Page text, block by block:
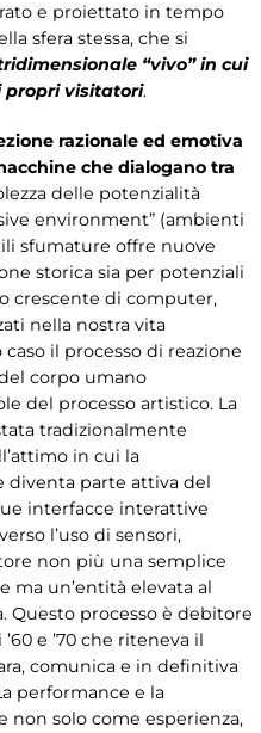
e proiettato in tempo
sfera stessa, che si
“vivo” in cui
propri visitatori.
razionale ed emotiva
che dialogano tra
delle potenzialità
environment” (ambienti
sfumature offre nuove
storica sia per potenziali
crescente di computer,
nella nostra vita
il processo di reazione
corpo umano
del processo artistico. La
tradizionalmente
in cui la
diventa parte attiva del
interfacce interattive
l’uso di sensori,
non più una semplice
ma un’entità elevata al
Questo processo è debitore
e ’70 che riteneva il
comunica e in definitiva
performance e la
non solo come esperienza,